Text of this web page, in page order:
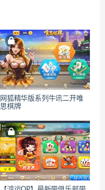
网狐精华版系列牛讯二开唯
思棋牌